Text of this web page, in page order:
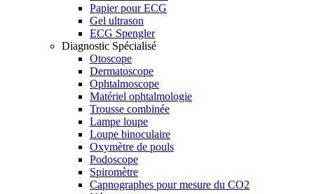
Papier pour ECG
Gel ultrason
ECG Spengler
Diagnostic Spécialisé
Otoscope
Dermatoscope
Ophtalmoscope
Matériel ophtalmologie
Trousse combinée
Lampe loupe
Loupe binoculaire
Oxymètre de pouls
Podoscope
Spiromètre
Capnographes pour mesure du CO2